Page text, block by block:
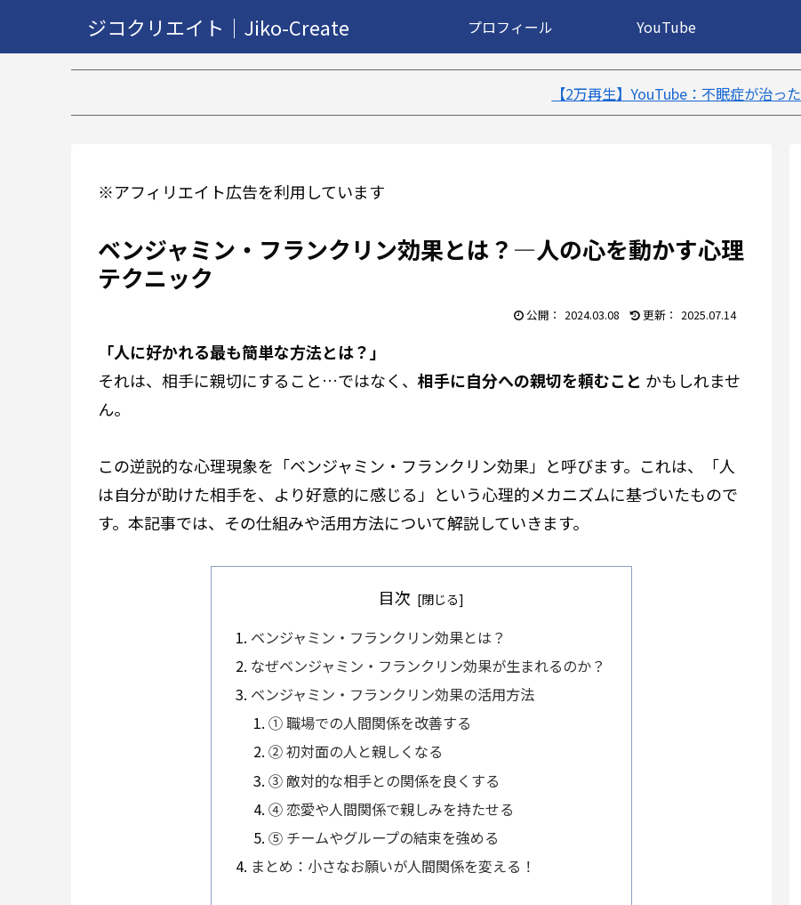
ジコクリエイト｜Jiko-Create プロフィール YouTube
【2万再生】YouTube：不眠症が治ったきっかけ５選｜不眠症体
※アフィリエイト広告を利用しています
ベンジャミン・フランクリン効果とは？—人の心を動かす心理
テクニック
2024.03.08 2025.07.14
「人に好かれる最も簡単な方法とは？」
それは、相手に親切にすること…ではなく、 相手に自分への親切を頼むこと かもしれませ
ん。
この逆説的な心理現象を「ベンジャミン・フランクリン効果」と呼びます。これは、「人
は自分が助けた相手を、より好意的に感じる」という心理的メカニズムに基づいたもので
す。本記事では、その仕組みや活用方法について解説していきます。
目次
ベンジャミン・フランクリン効果とは？
なぜベンジャミン・フランクリン効果が生まれるのか？
ベンジャミン・フランクリン効果の活用方法
① 職場での人間関係を改善する
② 初対面の人と親しくなる
③ 敵対的な相手との関係を良くする
④ 恋愛や人間関係で親しみを持たせる
⑤ チームやグループの結束を強める
まとめ：小さなお願いが人間関係を変える！